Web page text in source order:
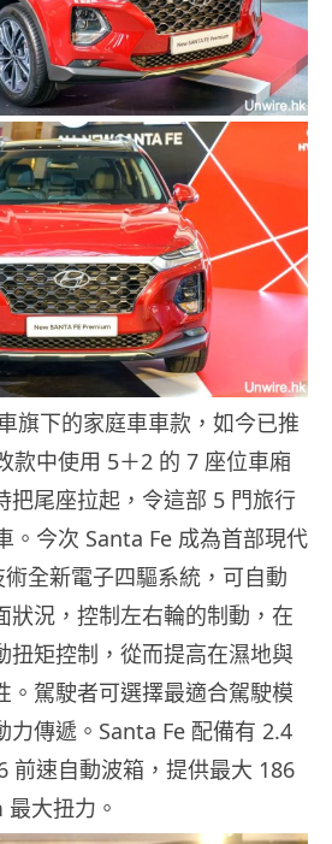
旗下的家庭車車款，如今已推
款中使用 5＋2 的 7 座位車廂
把尾座拉起，令這部 5 門旅行
。今次 Santa Fe 成為首部現代
術全新電子四驅系統，可自動
狀況，控制左右輪的制動，在
扭矩控制，從而提高在濕地與
。駕駛者可選擇最適合駕駛模
力傳遞。Santa Fe 配備有 2.4
前速自動波箱，提供最大 186
大扭力。